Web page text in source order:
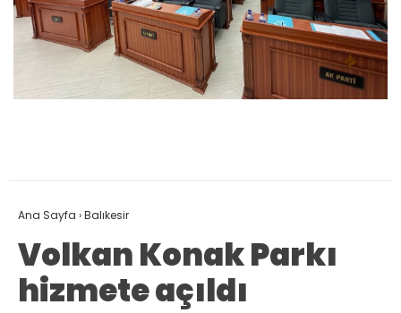
Ana Sayfa ›Balıkesir
Volkan Konak Parkı
hizmete açıldı